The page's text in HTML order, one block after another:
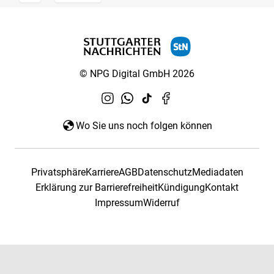
© NPG Digital GmbH 2026
Wo Sie uns noch folgen können
PrivatsphäreKarriereAGBDatenschutzMediadaten
Erklärung zur BarrierefreiheitKündigungKontakt
ImpressumWiderruf